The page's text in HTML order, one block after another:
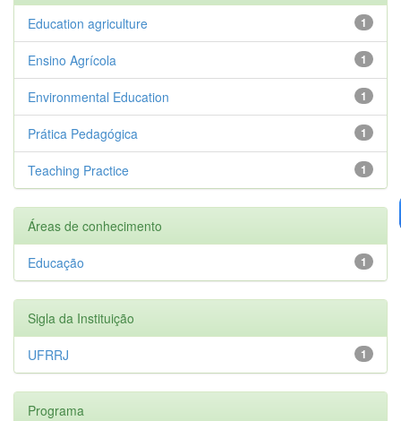
1
Education agriculture
1
Ensino Agrícola
1
Environmental Education
1
Prática Pedagógica
1
Teaching Practice
Áreas de conhecimento
1
Educação
Sigla da Instituição
1
UFRRJ
Programa